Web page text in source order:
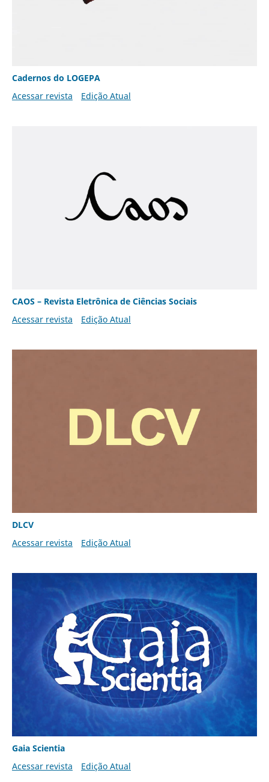
Cadernos do LOGEPA
Acessar revista
Edição Atual
CAOS – Revista Eletrônica de Ciências Sociais
Acessar revista
Edição Atual
DLCV
Acessar revista
Edição Atual
Gaia Scientia
Acessar revista
Edição Atual